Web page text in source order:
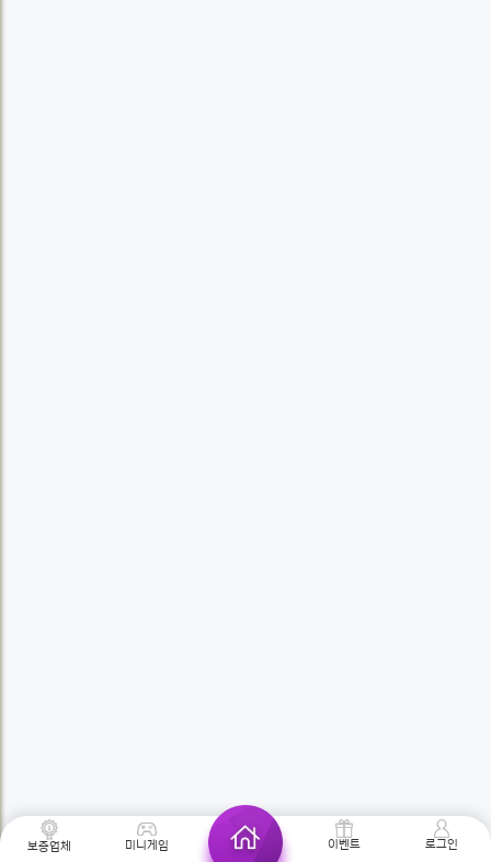
보증업체 미니게임 이벤트 로그인